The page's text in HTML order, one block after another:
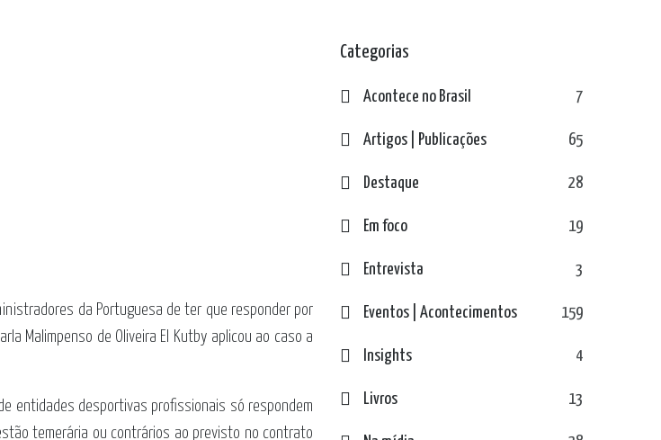
da Portuguesa de ter que responder por
Malimpenso de Oliveira El Kutby aplicou ao caso a
entidades desportivas profissionais só respondem
temerária ou contrários ao previsto no contrato
Categorias
Acontece no Brasil 7
Artigos | Publicações 65
Destaque 28
Em foco 19
Entrevista 3
Eventos | Acontecimentos 159
Insights 4
Livros 13